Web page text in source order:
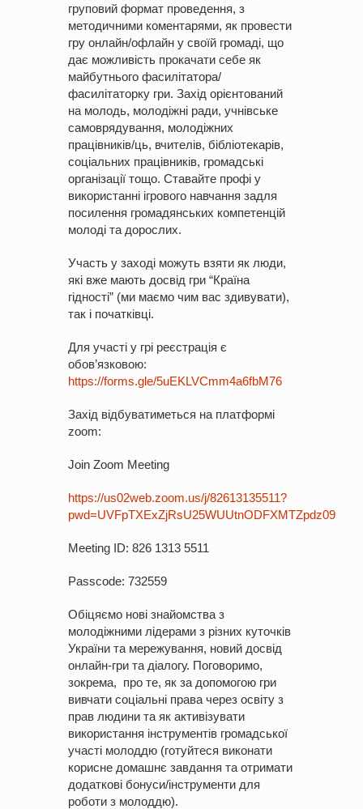
груповий формат проведення, з
методичними коментарями, як провести
гру онлайн/офлайн у своїй громаді, що
дає можливість прокачати себе як
майбутнього фасилітатора/
фасилітаторку гри. Захід орієнтований
на молодь, молодіжні ради, учнівське
самоврядування, молодіжних
працівників/ць, вчителів, бібліотекарів,
соціальних працівників, громадські
організації тощо. Ставайте профі у
використанні ігрового навчання задля
посилення громадянських компетенцій
молоді та дорослих.
Участь у заході можуть взяти як люди,
які вже мають досвід гри “Країна
гідності” (ми маємо чим вас здивувати),
так і початківці.
Для участі у грі реєстрація є
обов’язковою:
https://forms.gle/5uEKLVCmm4a6fbM76
Захід відбуватиметься на платформі
zoom:
Join Zoom Meeting
https://us02web.zoom.us/j/82613135511?
pwd=UVFpTXExZjRsU25WUUtnODFXMTZpdz09
Meeting ID: 826 1313 5511
Passcode: 732559
Обіцяємо нові знайомства з
молодіжними лідерами з різних куточків
України та мережування, новий досвід
онлайн-гри та діалогу. Поговоримо,
зокрема, про те, як за допомогою гри
вивчати соціальні права через освіту з
прав людини та як активізувати
використання інструментів громадської
участі молоддю (готуйтеся виконати
корисне домашнє завдання та отримати
додаткові бонуси/інструменти для
роботи з молоддю).